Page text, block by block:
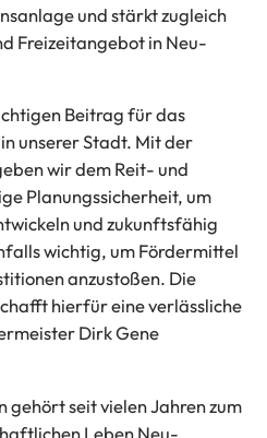
und stärkt zugleich
Freizeitangebot in Neu-
Beitrag für das
unserer Stadt. Mit der
wir dem Reit- und
Planungssicherheit, um
und zukunftsfähig
wichtig, um Fördermittel
anzustoßen. Die
hierfür eine verlässliche
Dirk Gene
gehört seit vielen Jahren zum
Leben Neu-